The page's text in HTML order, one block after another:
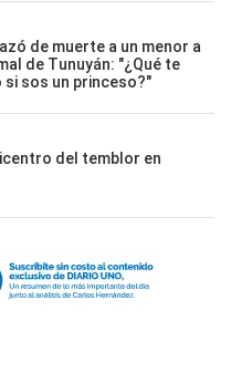
de muerte a un menor a
de Tunuyán: "¿Qué te
si sos un princeso?"
del temblor en